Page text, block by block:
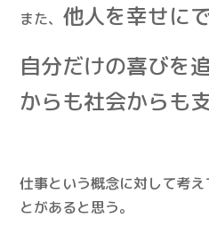
また、 他人を幸せにで
自分だけの喜びを
からも社会からも
仕事という概念に対して考
とがあると思う。